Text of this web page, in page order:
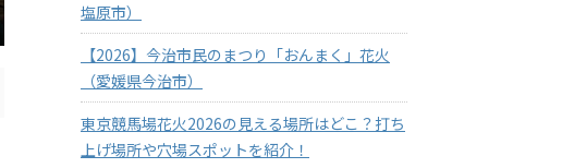
塩原市）
【2026】今治市民のまつり「おんまく」花火
（愛媛県今治市）
東京競馬場花火2026の見える場所はどこ？打ち
上げ場所や穴場スポットを紹介！